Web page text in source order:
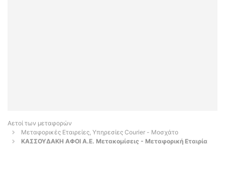
Αετοί των μεταφορών
Μεταφορικές Εταιρείες, Υπηρεσίες Courier - Μοσχάτο
ΚΑΣΣΟΥΔΑΚΗ ΑΦΟΙ Α.Ε. Μετακομίσεις - Μεταφορική Εταιρία